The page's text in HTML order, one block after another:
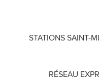
STATIONS SAINT-
RÉSEAU